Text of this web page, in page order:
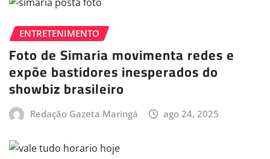
ENTRETENIMENTO
Foto de Simaria movimenta redes e
expõe bastidores inesperados do
showbiz brasileiro
Redação Gazeta Maringá ago 24, 2025